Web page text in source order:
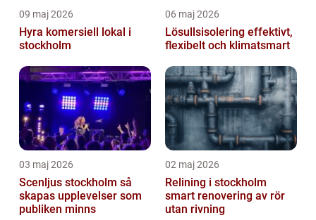
09 maj 2026
Hyra komersiell lokal i
stockholm
06 maj 2026
Lösullsisolering effektivt,
flexibelt och klimatsmart
03 maj 2026
Scenljus stockholm så
skapas upplevelser som
publiken minns
02 maj 2026
Relining i stockholm
smart renovering av rör
utan rivning